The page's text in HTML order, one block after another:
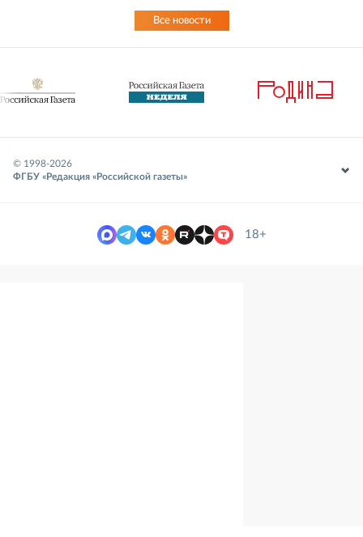
Все новости
© 1998-2026
ФГБУ «Редакция «Российской газеты»
18+